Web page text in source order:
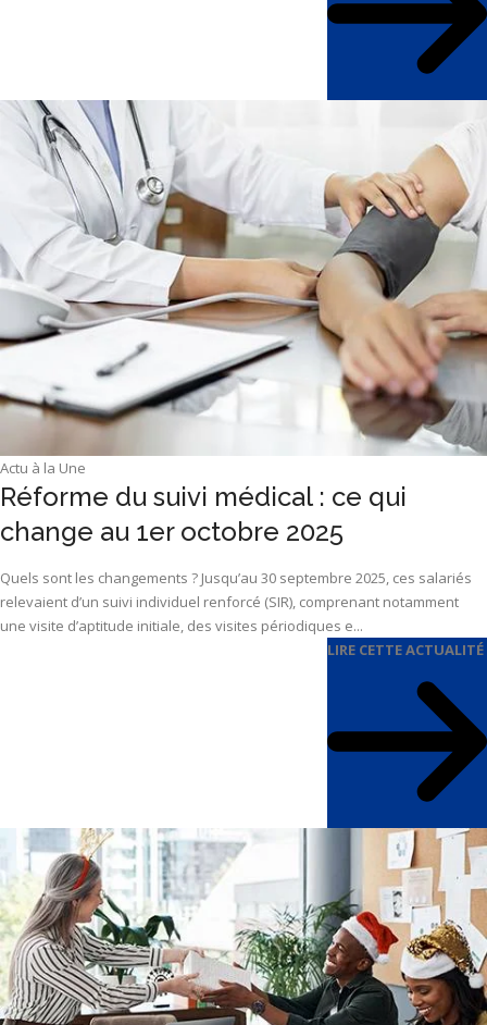
Actu à la Une
Réforme du suivi médical : ce qui
change au 1er octobre 2025
Quels sont les changements ? Jusqu’au 30 septembre 2025, ces salariés
relevaient d’un suivi individuel renforcé (SIR), comprenant notamment
une visite d’aptitude initiale, des visites périodiques e...
LIRE CETTE ACTUALITÉ